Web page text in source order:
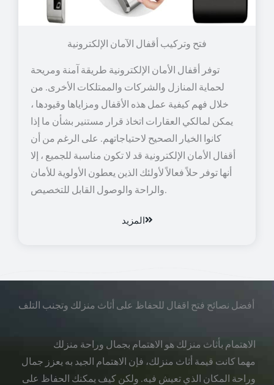
توفر أقفال الأمان الإلكترونية طريقة آمنة ومريحة
لحماية المنازل والشركات والممتلكات الأخرى. من
خلال فهم كيفية عمل هذه الأقفال ومزاياها وقيودها ،
يمكن لمالكي العقارات اتخاذ قرار مستنير بشأن ما إذا
كانوا الخيار الصحيح لاحتياجاتهم. على الرغم من أن
أقفال الأمان الإلكترونية قد لا تكون مناسبة للجميع ، إلا
أنها توفر حلاً فعالاً لأولئك الذين يعطون الأولوية للأمان
والراحة والوصول القابل للتخصيص.
المزيد
أفضل نصائح فتح اقفال للحفاظ على أثاث منزلك وتجنب التلف
الاهتمام بأثاث منزلك هو الاهتمام بجمال وراحة منزلك
مهما كانت قيمة أثاث منزلك، فإن الاهتمام الجيد به يعزز جمال
وراحة المكان الذي تعيش فيه. ولكن كيف يمكنك الحفاظ على